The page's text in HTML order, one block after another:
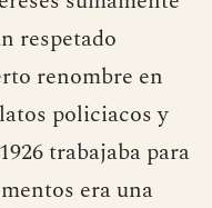
respetado
renombre en
policiacos y
trabajaba para
era una